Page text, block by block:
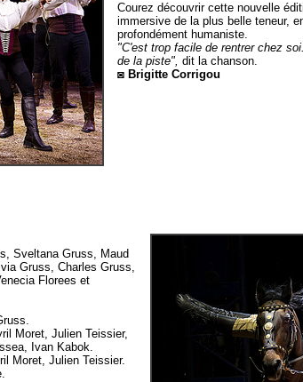
Courez découvrir cette nouvelle
immersive de la plus belle teneur,
profondément humaniste.
"C'est trop facile de rentrer chez
de la piste", dit la chanson.
◙ Brigitte Corrigou
Sveltana Gruss, Maud
Gruss, Charles Gruss,
Florees et
Moret, Julien Teissier,
Ivan Kabok.
Moret, Julien Teissier.